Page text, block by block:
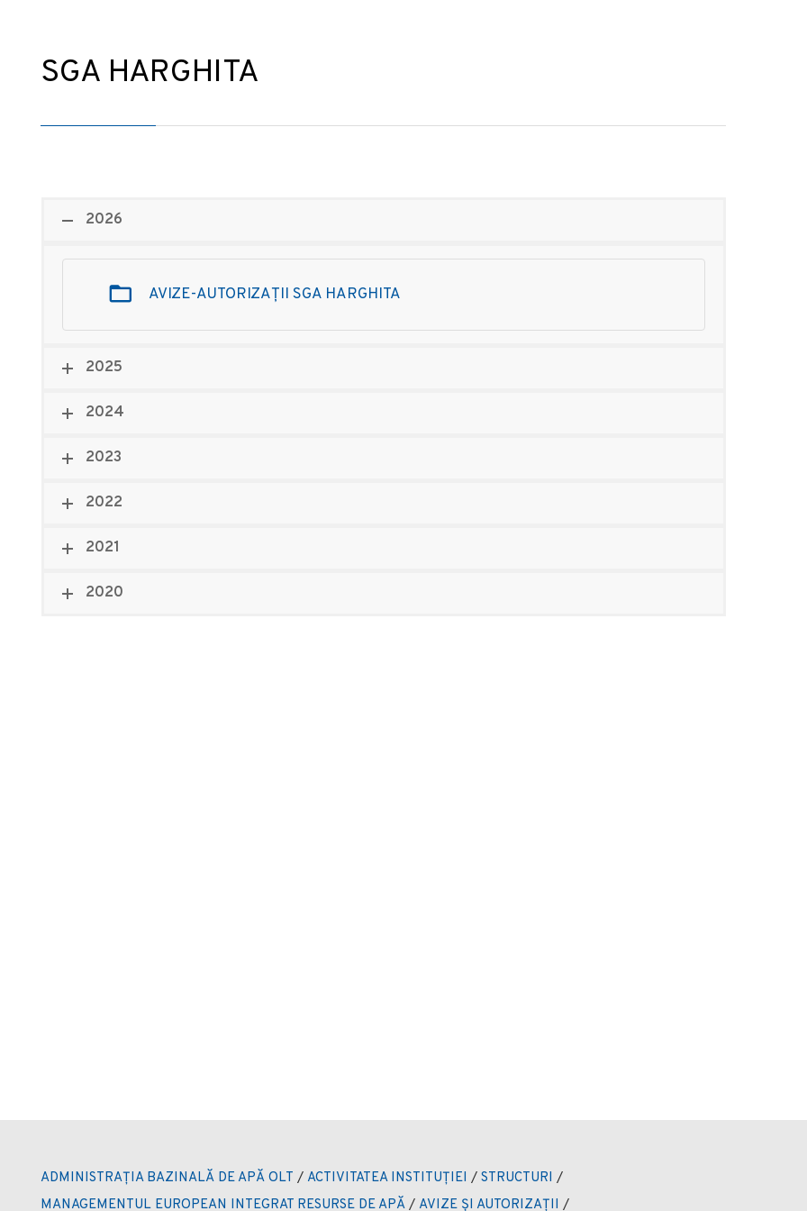
SGA HARGHITA
2026
AVIZE-AUTORIZAȚII SGA HARGHITA
2025
2024
2023
2022
2021
2020
ADMINISTRAȚIA BAZINALĂ DE APĂ OLT / ACTIVITATEA INSTITUȚIEI /STRUCTURI /
MANAGEMENTUL EUROPEAN INTEGRAT RESURSE DE APĂ / AVIZE ȘI AUTORIZAȚII /